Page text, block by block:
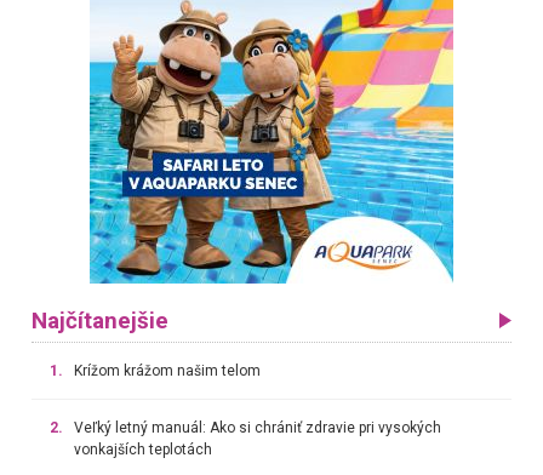
Najčítanejšie
1. Krížom krážom našim telom
2.
Veľký letný manuál: Ako si chrániť zdravie pri vysokých
vonkajších teplotách